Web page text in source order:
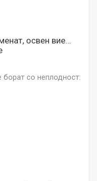
освен вие…
со неплодност: